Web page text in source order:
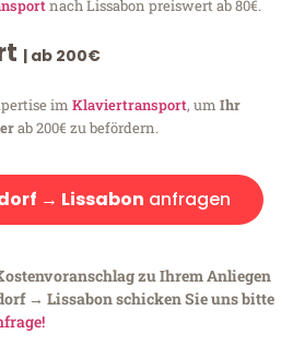
nach Lissabon preiswert ab 80€.
| ab 200€
im Klaviertransport, um Ihr
ab 200€ zu befördern.
→ Lissabon anfragen
zu Ihrem Anliegen
→ Lissabon schicken Sie uns bitte